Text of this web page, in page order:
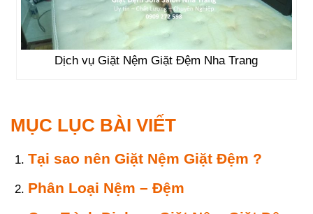
Dịch vụ Giặt Nệm Giặt Đệm Nha Trang
MỤC LỤC BÀI VIẾT
Tại sao nên Giặt Nệm Giặt Đệm ?
Phân Loại Nệm – Đệm